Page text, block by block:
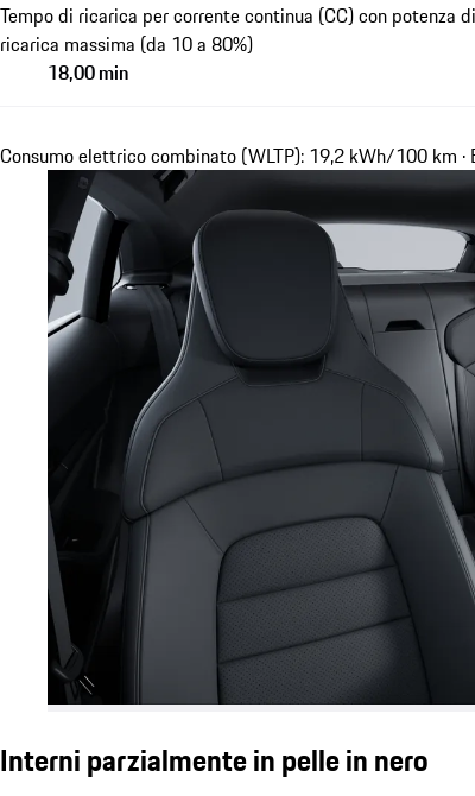
Tempo di ricarica per corrente continua (CC) con potenza di
ricarica massima (da 10 a 80%)
18,00 min
Consumo elettrico combinato (WLTP): 19,2 kWh/100 km
Interni parzialmente in pelle in nero